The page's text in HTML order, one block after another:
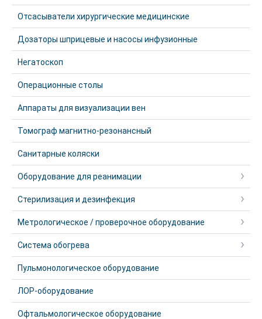
Отсасыватели хирургические медицинские
Дозаторы шприцевые и насосы инфузионные
Негатоскоп
Операционные столы
Аппараты для визуализации вен
Томограф магнитно-резонансный
Санитарные коляски
Оборудование для реанимации
Стерилизация и дезинфекция
Метрологическое / проверочное оборудование
Система обогрева
Пульмонологическое оборудование
ЛОР-оборудование
Офтальмологическое оборудование